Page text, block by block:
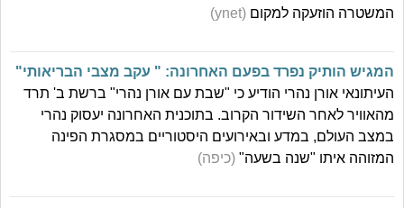
המשטרה הוזעקה למקום (ynet)
המגיש הותיק נפרד בפעם האחרונה: " עקב מצבי הבריאותי"
העיתונאי אורן נהרי הודיע כי "שבת עם אורן נהרי" ברשת ב' תרד
מהאוויר לאחר השידור הקרוב. בתוכנית האחרונה יעסוק נהרי
במצב העולם, במדע ובאירועים היסטוריים במסגרת הפינה
המזוהה איתו "שנה בשעה" (כיפה)